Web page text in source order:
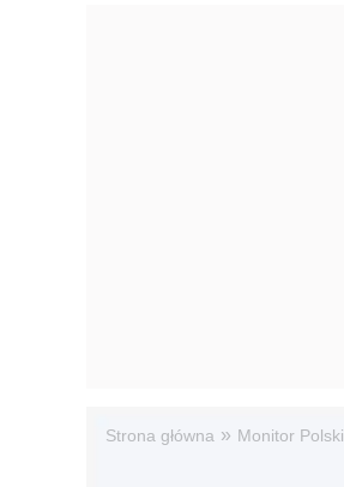
Strona główna » Monitor Polski